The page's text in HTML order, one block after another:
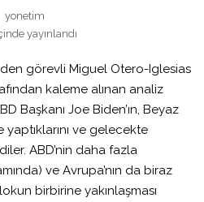
yonetim
yayınlandı
görevli Miguel Otero-Iglesias
kaleme alınan analiz
Başkanı Joe Biden’ın, Beyaz
yaptıklarını ve gelecekte
ABD’nin daha fazla
ve Avrupa’nın da biraz
birbirine yakınlaşması